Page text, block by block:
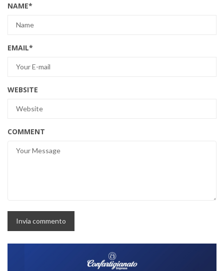
NAME*
EMAIL*
WEBSITE
COMMENT